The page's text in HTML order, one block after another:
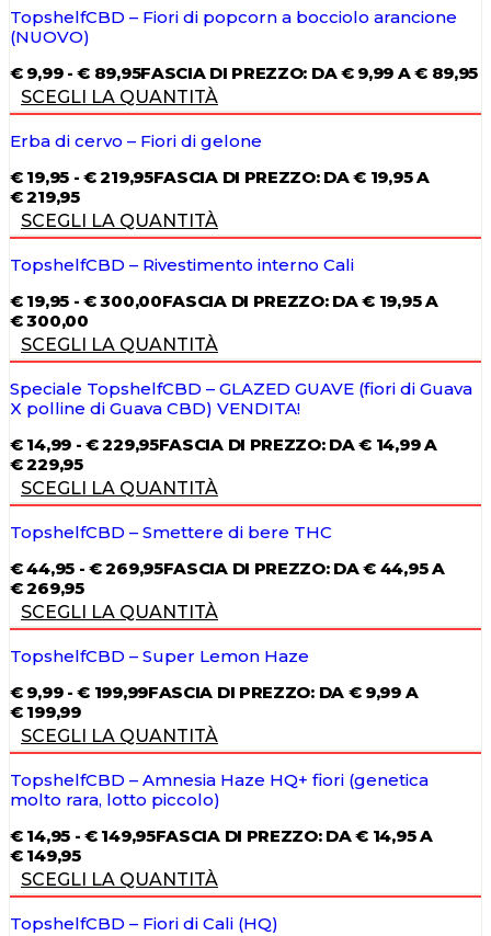
TopshelfCBD – Fiori di popcorn a bocciolo arancione
(NUOVO)
€9,99 - € 89,95FASCIA DI PREZZO: DA € 9,99 A € 89,95
SCEGLI LA QUANTITÀ
Erba di cervo – Fiori di gelone
€19,95 - €219,95FASCIA DI PREZZO: DA € 19,95 A
€ 219,95
SCEGLI LA QUANTITÀ
TopshelfCBD – Rivestimento interno Cali
€19,95 - €300,00FASCIA DI PREZZO: DA € 19,95 A
€ 300,00
SCEGLI LA QUANTITÀ
Speciale TopshelfCBD – GLAZED GUAVE (fiori di Guava
X polline di Guava CBD) VENDITA!
€14,99 - €229,95FASCIA DI PREZZO: DA € 14,99 A
€ 229,95
SCEGLI LA QUANTITÀ
TopshelfCBD – Smettere di bere THC
€44,95 - €269,95FASCIA DI PREZZO: DA € 44,95 A
€ 269,95
SCEGLI LA QUANTITÀ
TopshelfCBD – Super Lemon Haze
€9,99 - € 199,99FASCIA DI PREZZO: DA € 9,99 A
€ 199,99
SCEGLI LA QUANTITÀ
TopshelfCBD – Amnesia Haze HQ+ fiori (genetica
molto rara, lotto piccolo)
€14,95 - €149,95FASCIA DI PREZZO: DA € 14,95 A
€ 149,95
SCEGLI LA QUANTITÀ
TopshelfCBD – Fiori di Cali (HQ)